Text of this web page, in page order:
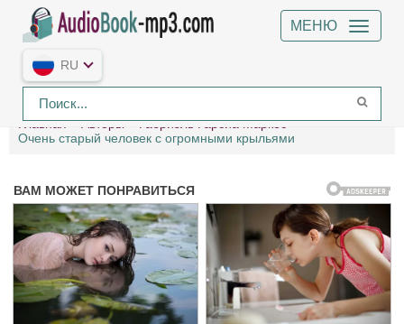
МЕНЮ
RU
Главная Авторы
Габриэль Гарсиа Маркес
Очень старый человек с огромными крыльями